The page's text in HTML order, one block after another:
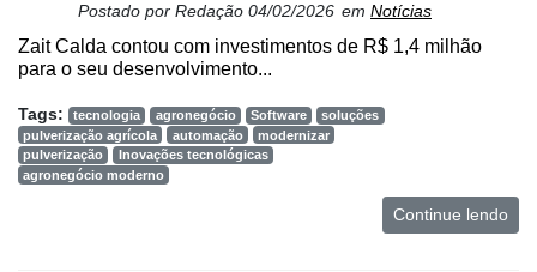
Postado por Redação 04/02/2026 em Notícias
Zait Calda contou com investimentos de R$ 1,4 milhão
para o seu desenvolvimento...
Tags: tecnologia agronegócio Software
soluções
pulverização agrícola
automação
modernizar
pulverização
Inovações tecnológicas
agronegócio moderno
Continue lendo